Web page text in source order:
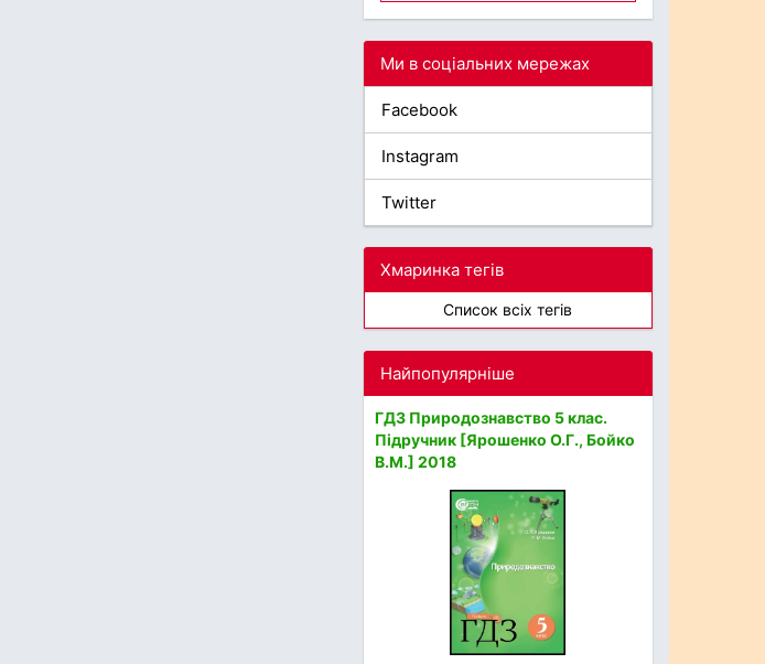
Ми в соціальних мережах
Facebook
Instagram
Twitter
Хмаринка тегів
Список всіх тегів
Найпопулярніше
ГДЗ Природознавство 5 клас.
Підручник [Ярошенко О.Г., Бойко
В.М.] 2018